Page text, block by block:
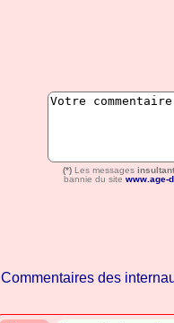
(*) Les messages
bannie du site www.age-
Commentaires des